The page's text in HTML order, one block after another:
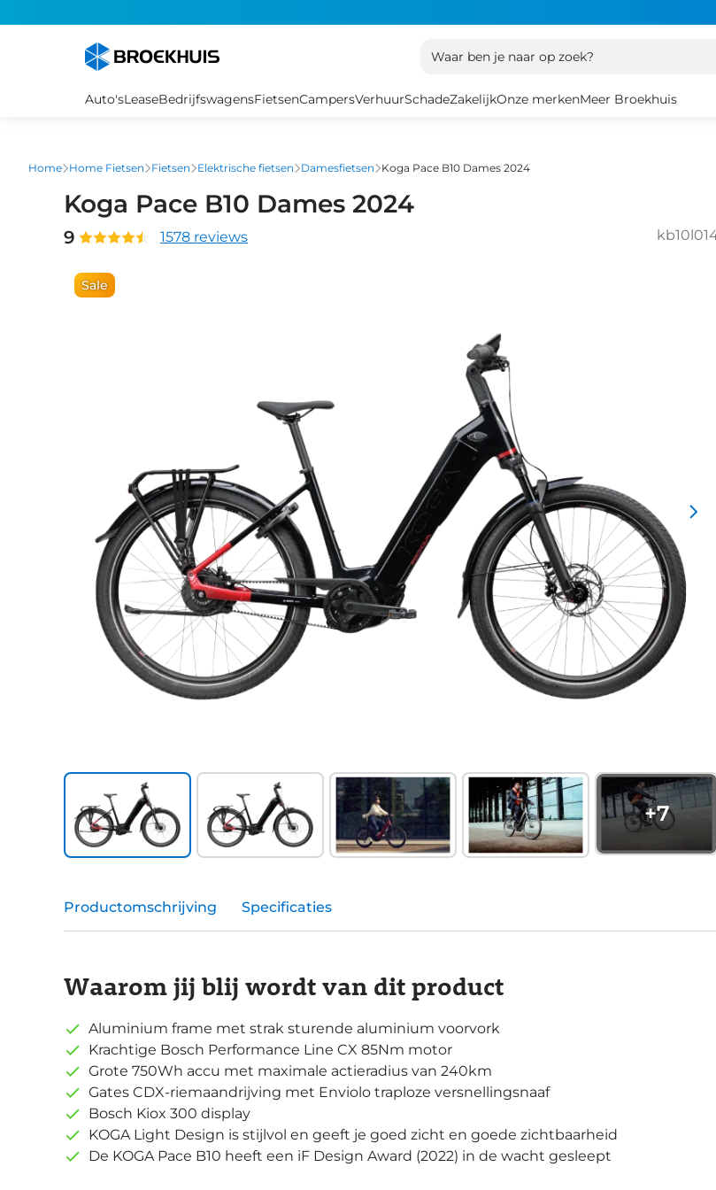
Waar ben je naar op zoek?
Auto'sLeaseBedrijfswagensFietsenCampersVerhuurSchadeZakelijkOnze merkenMeer Broekhuis
Home Home Fietsen Fietsen Elektrische fietsen Damesfietsen Koga Pace B10 Dames 2024
Koga Pace B10 Dames 2024
9 1578 reviews
Sale
+7
Productomschrijving Specificaties
Waarom jij blij wordt van dit product
Aluminium frame met strak sturende aluminium voorvork
Krachtige Bosch Performance Line CX 85Nm motor
Grote 750Wh accu met maximale actieradius van 240km
Gates CDX-riemaandrijving met Enviolo traploze versnellingsnaaf
Bosch Kiox 300 display
KOGA Light Design is stijlvol en geeft je goed zicht en goede zichtbaarheid
De KOGA Pace B10 heeft een iF Design Award (2022) in de wacht gesleept